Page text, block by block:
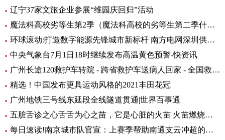
辽宁37家文旅企业参展“维园庆回归”活动
魔法科高校劣等生第2季（魔法科高校的劣等生第二季什么时候出）_环球热头条
环球滚动:打造数字能源先锋城市新标杆 南方电网深圳供电局主题展厅亮相数能展
中央气象台7月1日18时继续发布高温黄色预警-快资讯
广州长途120救护车转院 - 跨省救护车送病人回家 - 全国救护团队_快资讯
精选！中国发布更具运动风格的2021丰田花冠
广州地铁三号线东延段全线隧道贯通|世界百事通
五脏舌诊之心舌舌为心之苗，它是心脏的火苗 火苗燃烧的时候，你会发
每日速读!南京城市队官宣：上赛季帮助南通支云冲超的特拉奥雷加盟